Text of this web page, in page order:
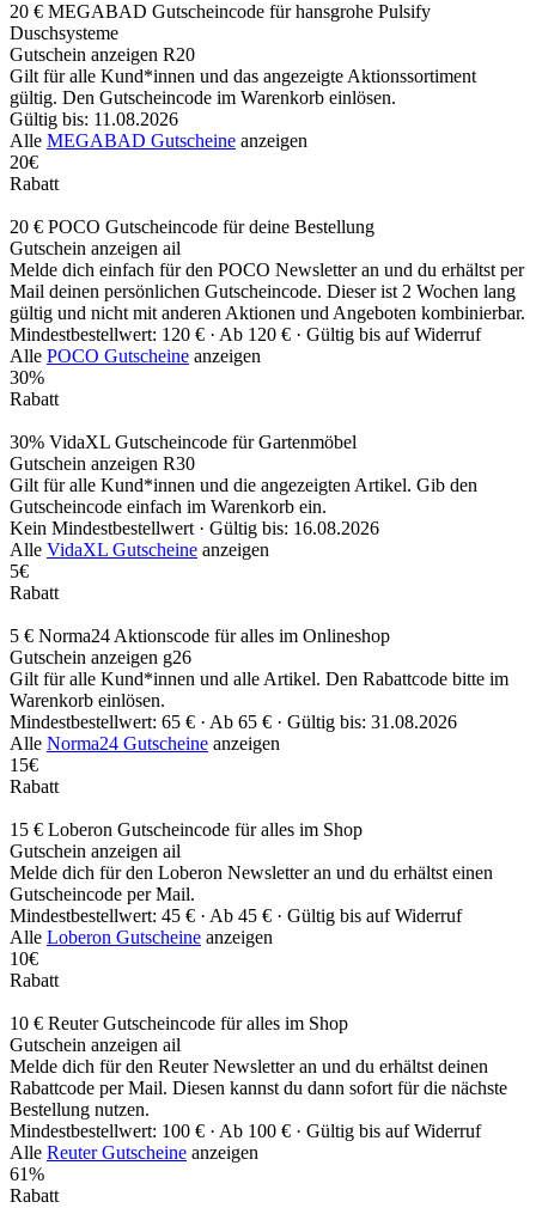
20 € MEGABAD Gutscheincode für hansgrohe Pulsify
Duschsysteme
Gutschein anzeigen R20
Gilt für alle Kund*innen und das angezeigte Aktionssortiment
gültig. Den Gutscheincode im Warenkorb einlösen.
Gültig bis: 11.08.2026
Alle MEGABAD Gutscheine anzeigen
20€
Rabatt
20 € POCO Gutscheincode für deine Bestellung
Gutschein anzeigen ail
Melde dich einfach für den POCO Newsletter an und du erhältst per
Mail deinen persönlichen Gutscheincode. Dieser ist 2 Wochen lang
gültig und nicht mit anderen Aktionen und Angeboten kombinierbar.
Mindestbestellwert: 120 € · Ab 120 € · Gültig bis auf Widerruf
Alle POCO Gutscheine anzeigen
30%
Rabatt
30% VidaXL Gutscheincode für Gartenmöbel
Gutschein anzeigen R30
Gilt für alle Kund*innen und die angezeigten Artikel. Gib den
Gutscheincode einfach im Warenkorb ein.
Kein Mindestbestellwert · Gültig bis: 16.08.2026
Alle VidaXL Gutscheine anzeigen
5€
Rabatt
5 € Norma24 Aktionscode für alles im Onlineshop
Gutschein anzeigen g26
Gilt für alle Kund*innen und alle Artikel. Den Rabattcode bitte im
Warenkorb einlösen.
Mindestbestellwert: 65 € · Ab 65 € · Gültig bis: 31.08.2026
Alle Norma24 Gutscheine anzeigen
15€
Rabatt
15 € Loberon Gutscheincode für alles im Shop
Gutschein anzeigen ail
Melde dich für den Loberon Newsletter an und du erhältst einen
Gutscheincode per Mail.
Mindestbestellwert: 45 € · Ab 45 € · Gültig bis auf Widerruf
Alle Loberon Gutscheine anzeigen
10€
Rabatt
10 € Reuter Gutscheincode für alles im Shop
Gutschein anzeigen ail
Melde dich für den Reuter Newsletter an und du erhältst deinen
Rabattcode per Mail. Diesen kannst du dann sofort für die nächste
Bestellung nutzen.
Mindestbestellwert: 100 € · Ab 100 € · Gültig bis auf Widerruf
Alle Reuter Gutscheine anzeigen
61%
Rabatt